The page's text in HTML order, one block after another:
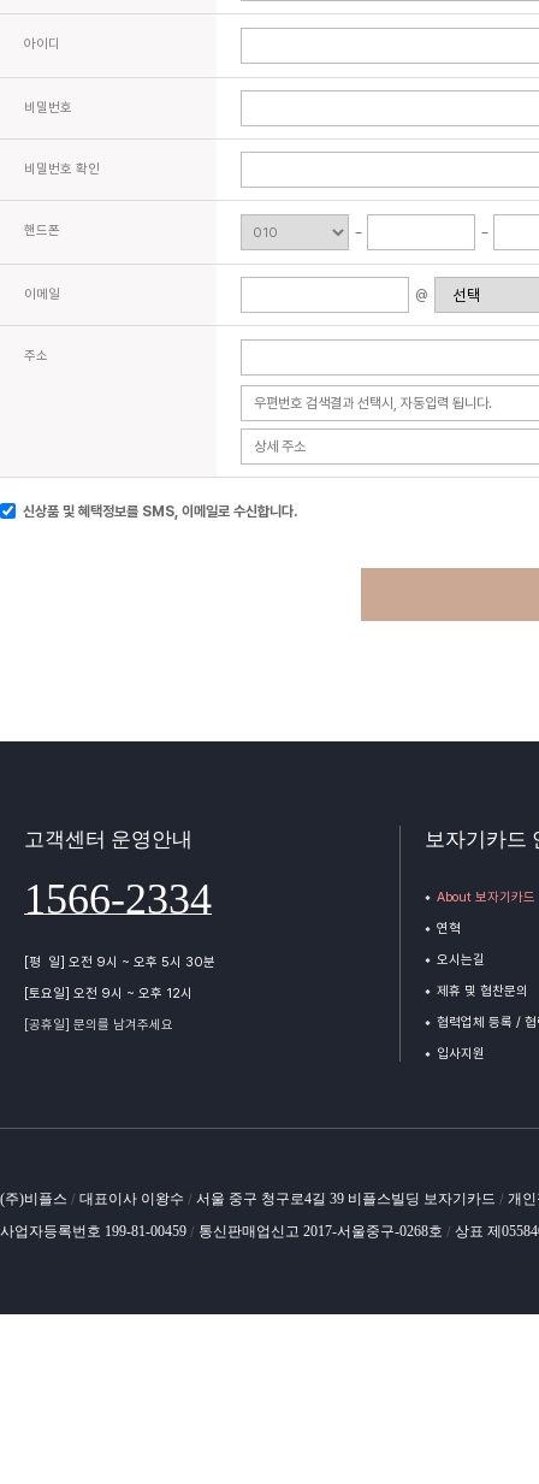
아이디
비밀번호
비밀번호 확인
핸드폰
이메일 @
주소
신상품 및 혜택정보를 SMS, 이메일로 수신합니다.
고객센터 운영안내
1566-2334
[평 일] 오전 9시 ~ 오후 5시 30분
[토요일] 오전 9시 ~ 오후 12시
[공휴일] 문의를 남겨주세요
보자기카드
About 보자기카드
연혁
오시는길
제휴 및 협찬문의
협력업체 등록 /
입사지원
(주)비플스 / 대표이사 이왕수 / 서울 중구 청구로4길 39 비플스빌딩 보자기카드 / 개
사업자등록번호 199-81-00459 / 통신판매업신고 2017-서울중구-0268호 / 상표 제